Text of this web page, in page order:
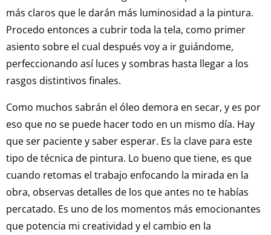
más claros que le darán más luminosidad a la pintura.
Procedo entonces a cubrir toda la tela, como primer
asiento sobre el cual después voy a ir guiándome,
perfeccionando así luces y sombras hasta llegar a los
rasgos distintivos finales.
Como muchos sabrán el óleo demora en secar, y es por
eso que no se puede hacer todo en un mismo día. Hay
que ser paciente y saber esperar. Es la clave para este
tipo de técnica de pintura. Lo bueno que tiene, es que
cuando retomas el trabajo enfocando la mirada en la
obra, observas detalles de los que antes no te habías
percatado. Es uno de los momentos más emocionantes
que potencia mi creatividad y el cambio en la